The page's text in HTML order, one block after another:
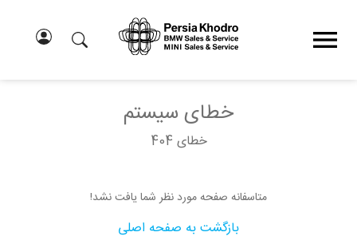
خطای سیستم
خطای 404
متاسفانه صفحه مورد نظر شما یافت نشد!
بازگشت به صفحه اصلی